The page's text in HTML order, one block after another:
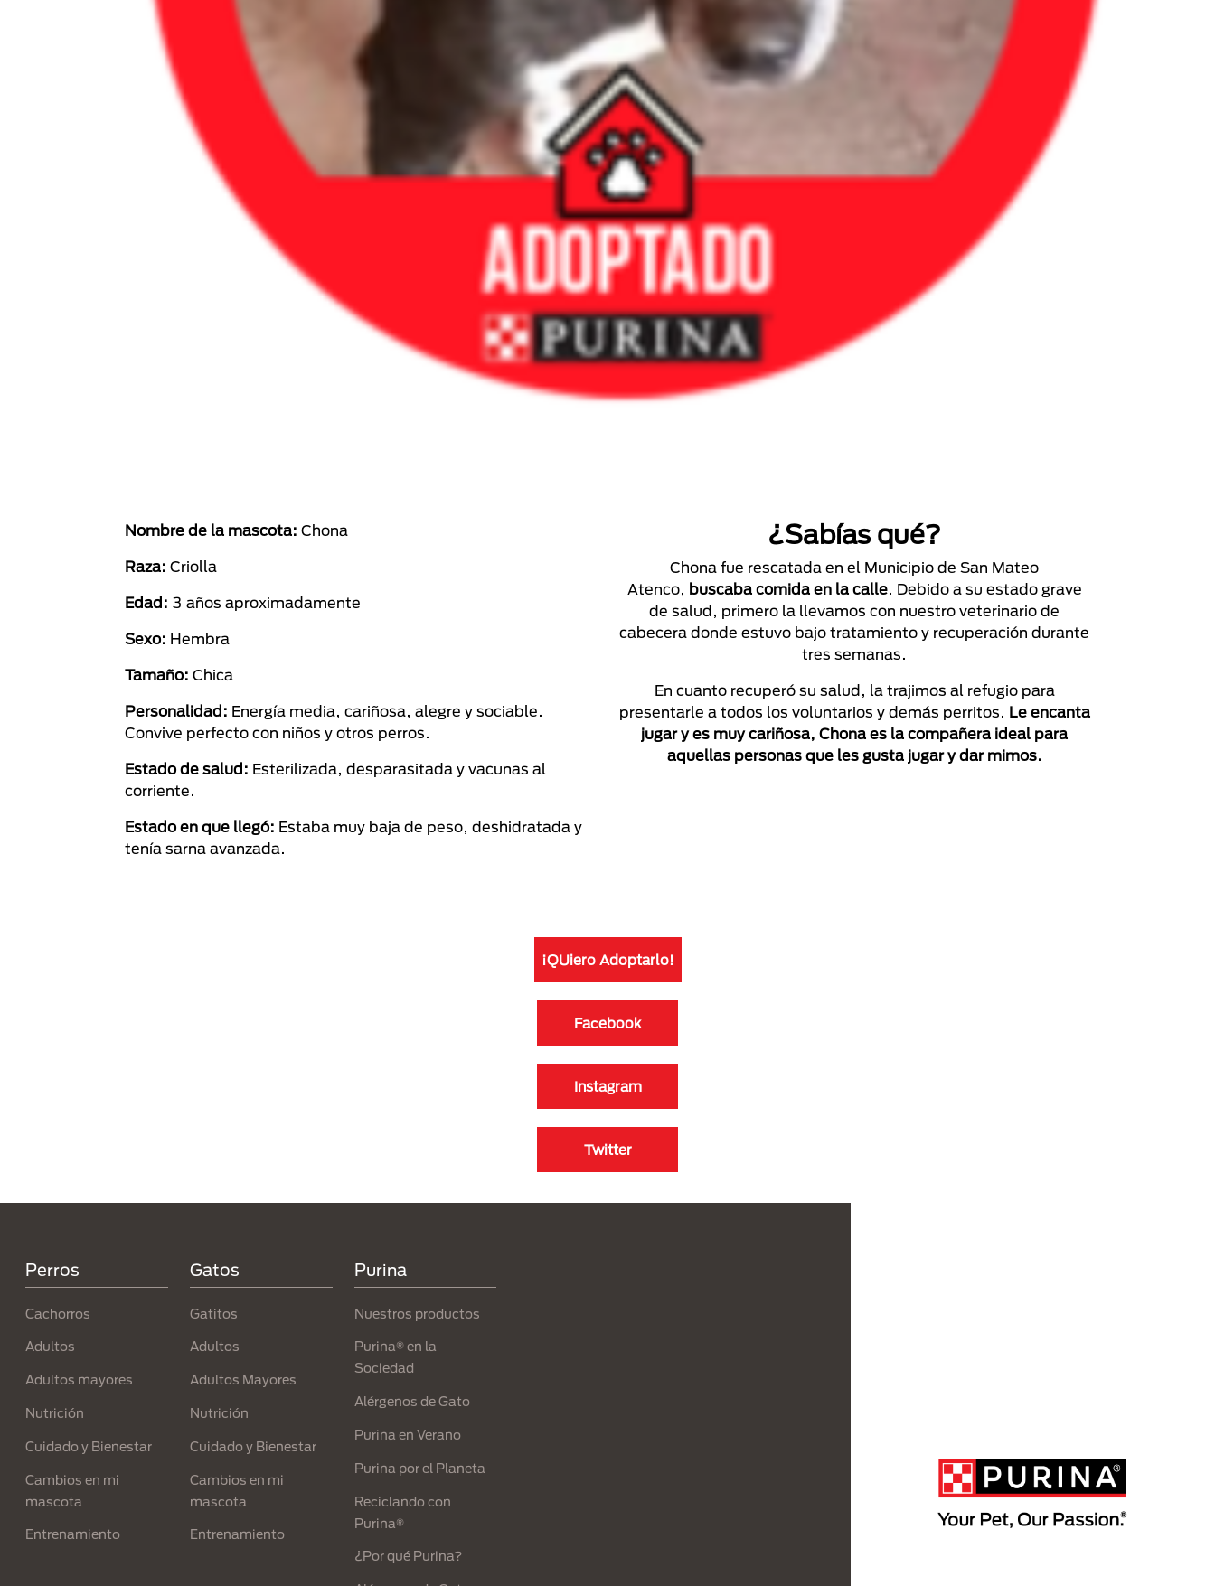
Nombre de la mascota: Chona
Raza: Criolla
Edad: 3 años aproximadamente
Sexo: Hembra
Tamaño: Chica
Personalidad: Energía media, cariñosa, alegre y sociable.
Convive perfecto con niños y otros perros.
Estado de salud: Esterilizada, desparasitada y vacunas al
corriente.
Estado en que llegó: Estaba muy baja de peso, deshidratada y
tenía sarna avanzada.
¿Sabías qué?
Chona fue rescatada en el Municipio de San Mateo
Atenco, buscaba comida en la calle. Debido a su estado grave
de salud, primero la llevamos con nuestro veterinario de
cabecera donde estuvo bajo tratamiento y recuperación durante
tres semanas.
En cuanto recuperó su salud, la trajimos al refugio para
presentarle a todos los voluntarios y demás perritos. Le encanta
jugar y es muy cariñosa, Chona es la compañera ideal para
aquellas personas que les gusta jugar y dar mimos.
¡QUiero Adoptarlo!
Facebook
Instagram
Twitter
Perros
Cachorros
Adultos
Adultos mayores
Nutrición
Cuidado y Bienestar
Cambios en mi
mascota
Entrenamiento
Gatos
Gatitos
Adultos
Adultos Mayores
Nutrición
Cuidado y Bienestar
Cambios en mi
mascota
Entrenamiento
Purina
Nuestros productos
Purina® en la
Sociedad
Alérgenos de Gato
Purina en Verano
Purina por el Planeta
Reciclando con
Purina®
¿Por qué Purina?